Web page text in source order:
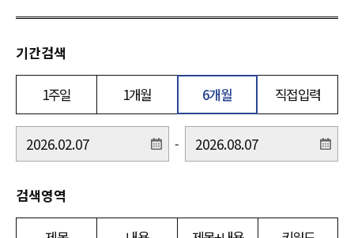
기간검색
1주일 1개월 6개월 직접입력
-
검색영역